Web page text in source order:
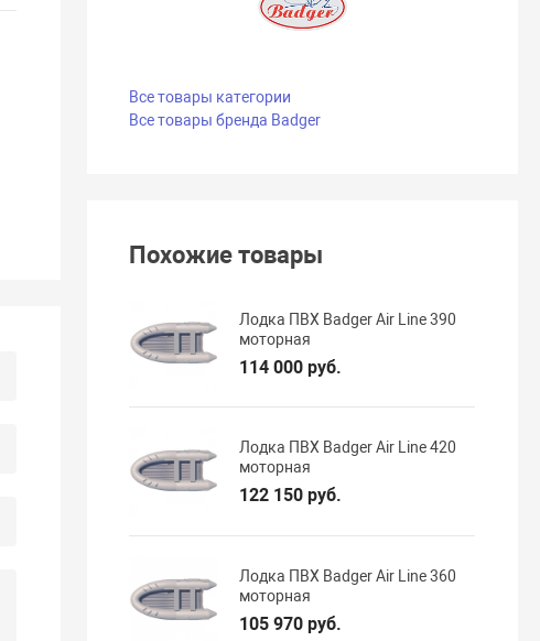
Все товары категории
Все товары бренда Badger
Похожие товары
Лодка ПВХ Badger Air Line 390
моторная
114 000 руб.
Лодка ПВХ Badger Air Line 420
моторная
122 150 руб.
Лодка ПВХ Badger Air Line 360
моторная
105 970 руб.